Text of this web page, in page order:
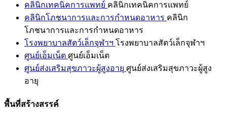
คลินิกเทคนิคการแพทย์ คลินิกเทคนิคการแพทย์
คลินิกโภชนาการและการกำหนดอาหาร คลินิก
โภชนาการและการกำหนดอาหาร
โรงพยาบาลสัตว์เล็กจุฬาฯ โรงพยาบาลสัตว์เล็กจุฬาฯ
ศูนย์เอ็มเน็ต ศูนย์เอ็มเน็ต
ศูนย์ส่งเสริมสุขภาวะผู้สูงอายุ ศูนย์ส่งเสริมสุขภาวะผู้สูง
อายุ
พื้นที่สร้างสรรค์